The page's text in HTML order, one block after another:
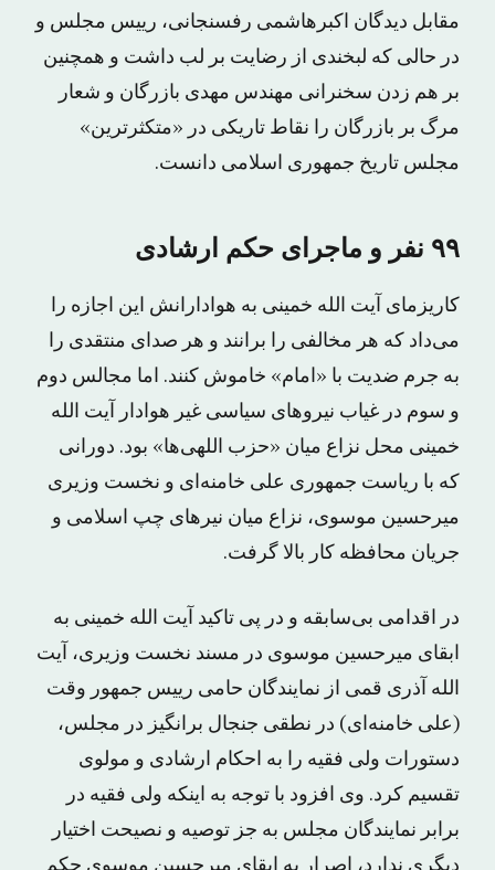
مقابل دیدگان اکبرهاشمی رفسنجانی، رییس مجلس و
در حالی که لبخندی از رضایت بر لب داشت و همچنین
بر هم زدن سخنرانی مهندس مهدی بازرگان و شعار
مرگ بر بازرگان را نقاط تاریکی در «متکثر‌ترین»
مجلس تاریخ جمهوری اسلامی دانست.
۹۹ نفر و ماجرای حکم ارشادی
کاریزمای آیت الله خمینی به هوادارانش این اجازه را
می‌داد که هر مخالفی را برانند و هر صدای منتقدی را
به جرم ضدیت با «امام» خاموش کنند. اما مجالس دوم
و سوم در غیاب نیروهای سیاسی غیر هوادار آیت الله
خمینی محل نزاع میان «حزب اللهی‌ها» بود. دورانی
که با ریاست جمهوری علی خامنه‌ای و نخست وزیری
میرحسین موسوی، نزاع میان نیرهای چپ اسلامی و
جریان محافظه کار بالا گرفت.
در اقدامی بی‌سابقه و در پی تاکید آیت الله خمینی به
ابقای میرحسین موسوی در مسند نخست وزیری، آیت
الله آذری قمی از نمایندگان حامی رییس جمهور وقت
(علی خامنه‌ای) در نطقی جنجال برانگیز در مجلس،
دستورات ولی فقیه را به احکام ارشادی و مولوی
تقسیم کرد. وی افزود با توجه به اینکه ولی فقیه در
برابر نمایندگان مجلس به جز توصیه و نصیحت اختیار
دیگری ندارد، اصرار به ابقای میرحسین موسوی حکم